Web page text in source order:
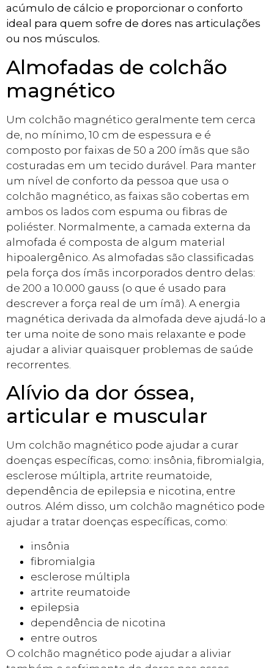
acúmulo de cálcio e proporcionar o conforto
ideal para quem sofre de dores nas articulações
ou nos músculos.
Almofadas de colchão
magnético
Um colchão magnético geralmente tem cerca
de, no mínimo, 10 cm de espessura e é
composto por faixas de 50 a 200 ímãs que são
costuradas em um tecido durável. Para manter
um nível de conforto da pessoa que usa o
colchão magnético, as faixas são cobertas em
ambos os lados com espuma ou fibras de
poliéster. Normalmente, a camada externa da
almofada é composta de algum material
hipoalergênico. As almofadas são classificadas
pela força dos ímãs incorporados dentro delas:
de 200 a 10.000 gauss (o que é usado para
descrever a força real de um ímã). A energia
magnética derivada da almofada deve ajudá-lo a
ter uma noite de sono mais relaxante e pode
ajudar a aliviar quaisquer problemas de saúde
recorrentes.
Alívio da dor óssea,
articular e muscular
Um colchão magnético pode ajudar a curar
doenças específicas, como: insônia, fibromialgia,
esclerose múltipla, artrite reumatoide,
dependência de epilepsia e nicotina, entre
outros. Além disso, um colchão magnético pode
ajudar a tratar doenças específicas, como:
insônia
fibromialgia
esclerose múltipla
artrite reumatoide
epilepsia
dependência de nicotina
entre outros
O colchão magnético pode ajudar a aliviar